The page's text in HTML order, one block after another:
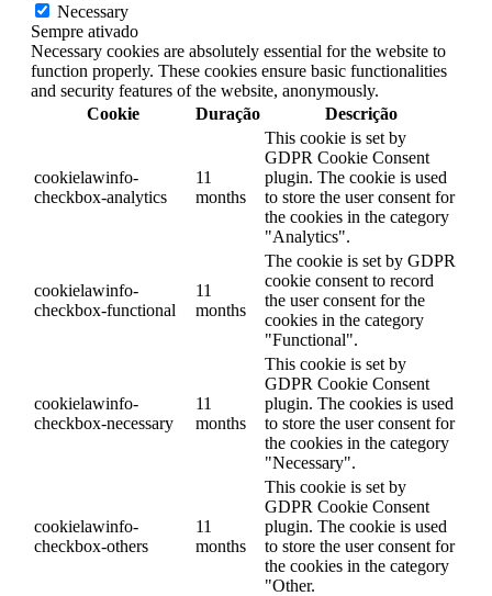
Necessary
Sempre ativado
Necessary cookies are absolutely essential for the website to
function properly. These cookies ensure basic functionalities
and security features of the website, anonymously.
Cookie
Duração Descrição
cookielawinfo-
checkbox-analytics
11
months
This cookie is set by
GDPR Cookie Consent
plugin. The cookie is used
to store the user consent for
the cookies in the category
"Analytics".
cookielawinfo-
checkbox-functional
11
months
The cookie is set by GDPR
cookie consent to record
the user consent for the
cookies in the category
"Functional".
cookielawinfo-
checkbox-necessary
11
months
This cookie is set by
GDPR Cookie Consent
plugin. The cookies is used
to store the user consent for
the cookies in the category
"Necessary".
cookielawinfo-
checkbox-others
11
months
This cookie is set by
GDPR Cookie Consent
plugin. The cookie is used
to store the user consent for
the cookies in the category
"Other.